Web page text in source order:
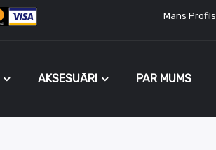
Mans Profils
AKSESUĀRI PAR MUMS